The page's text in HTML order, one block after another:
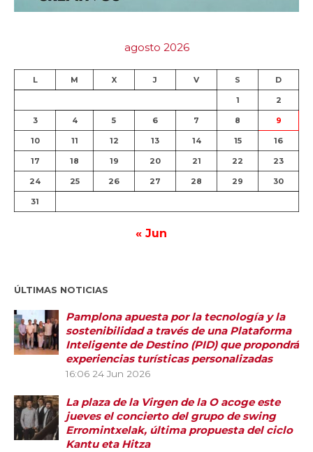
agosto 2026
L M X J V S D
1 2
3 4 5 6 7 8 9
10 11 12 13 14 15 16
17 18 19 20 21 22 23
24 25 26 27 28 29 30
31
« Jun
ÚLTIMAS NOTICIAS
Pamplona apuesta por la tecnología y la
sostenibilidad a través de una Plataforma
Inteligente de Destino (PID) que propondrá
experiencias turísticas personalizadas
16:06 24 Jun 2026
La plaza de la Virgen de la O acoge este
jueves el concierto del grupo de swing
Erromintxelak, última propuesta del ciclo
Kantu eta Hitza